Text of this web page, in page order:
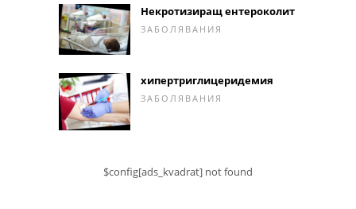
Некротизиращ ентероколит
ЗАБОЛЯВАНИЯ
хипертриглицеридемия
ЗАБОЛЯВАНИЯ
$config[ads_kvadrat] not found